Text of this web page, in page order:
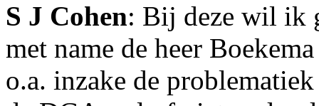
S J Cohen: Bij deze wil ik
met name de heer
o.a. inzake de